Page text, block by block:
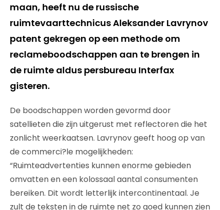
maan, heeft nu de russische
ruimtevaarttechnicus Aleksander Lavrynov
patent gekregen op een methode om
reclameboodschappen aan te brengen in
de ruimte aldus persbureau Interfax
gisteren.
De boodschappen worden gevormd door
satellieten die zijn uitgerust met reflectoren die het
zonlicht weerkaatsen. Lavrynov geeft hoog op van
de commerci?le mogelijkheden:
“Ruimteadvertenties kunnen enorme gebieden
omvatten en een kolossaal aantal consumenten
bereiken. Dit wordt letterlijk intercontinentaal. Je
zult de teksten in de ruimte net zo goed kunnen zien